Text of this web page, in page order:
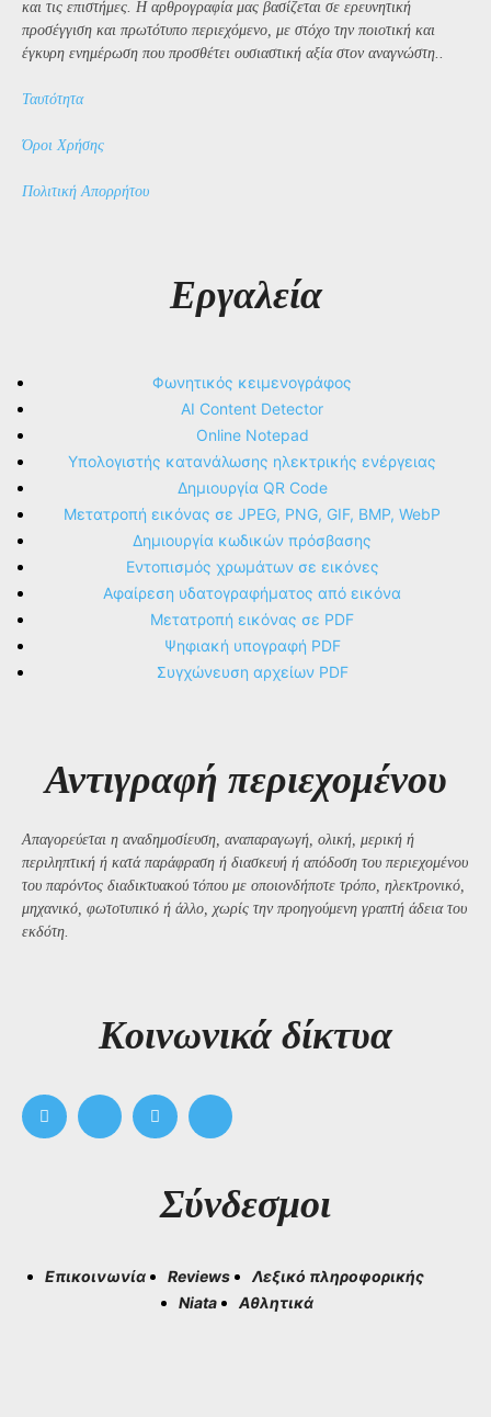
και τις επιστήμες. Η αρθρογραφία μας βασίζεται σε ερευνητική
προσέγγιση και πρωτότυπο περιεχόμενο, με στόχο την ποιοτική και
έγκυρη ενημέρωση που προσθέτει ουσιαστική αξία στον αναγνώστη..
Ταυτότητα
Όροι Χρήσης
Πολιτική Απορρήτου
Εργαλεία
Φωνητικός κειμενογράφος
AI Content Detector
Online Notepad
Υπολογιστής κατανάλωσης ηλεκτρικής ενέργειας
Δημιουργία QR Code
Μετατροπή εικόνας σε JPEG, PNG, GIF, BMP, WebP
Δημιουργία κωδικών πρόσβασης
Εντοπισμός χρωμάτων σε εικόνες
Αφαίρεση υδατογραφήματος από εικόνα
Μετατροπή εικόνας σε PDF
Ψηφιακή υπογραφή PDF
Συγχώνευση αρχείων PDF
Αντιγραφή περιεχομένου
Απαγορεύεται η αναδημοσίευση, αναπαραγωγή, ολική, μερική ή
περιληπτική ή κατά παράφραση ή διασκευή ή απόδοση του περιεχομένου
του παρόντος διαδικτυακού τόπου με οποιονδήποτε τρόπο, ηλεκτρονικό,
μηχανικό, φωτοτυπικό ή άλλο, χωρίς την προηγούμενη γραπτή άδεια του
εκδότη.
Kοινωνικά δίκτυα
Σύνδεσμοι
Επικοινωνία Reviews
Λεξικό πληροφορικής
Niata
Αθλητικά